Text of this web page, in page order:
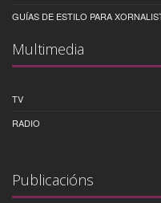
GUÍAS DE ESTILO PARA
Multimedia
TV
RADIO
Publicacións